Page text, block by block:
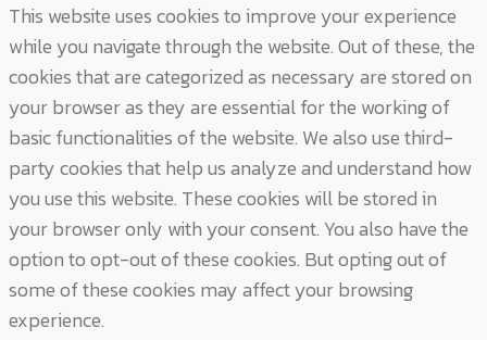
This website uses cookies to improve your experience
while you navigate through the website. Out of these, the
cookies that are categorized as necessary are stored on
your browser as they are essential for the working of
basic functionalities of the website. We also use third-
party cookies that help us analyze and understand how
you use this website. These cookies will be stored in
your browser only with your consent. You also have the
option to opt-out of these cookies. But opting out of
some of these cookies may affect your browsing
experience.